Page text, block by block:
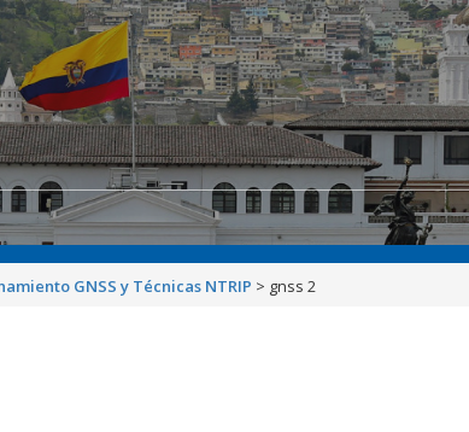
GNSS y Técnicas NTRIP > gnss 2